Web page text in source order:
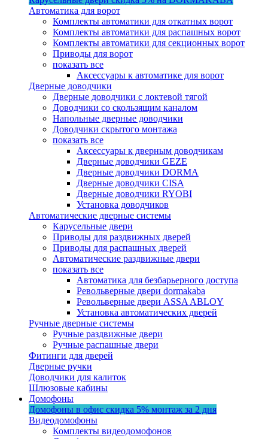
Автоматика для ворот
Комплекты автоматики для откатных ворот
Комплекты автоматики для распашных ворот
Комплекты автоматики для секционных ворот
Приводы для ворот
показать все
Аксессуары к автоматике для ворот
Дверные доводчики
Дверные доводчики с локтевой тягой
Доводчики со скользящим каналом
Напольные дверные доводчики
Доводчики скрытого монтажа
показать все
Аксессуары к дверным доводчикам
Дверные доводчики GEZE
Дверные доводчики DORMA
Дверные доводчики CISA
Дверные доводчики RYOBI
Установка доводчиков
Автоматические дверные системы
Карусельные двери
Приводы для раздвижных дверей
Приводы для распашных дверей
Автоматические раздвижные двери
показать все
Автоматика для безбарьерного доступа
Револьверные двери dormakaba
Револьверные двери ASSA ABLOY
Установка автоматических дверей
Ручные дверные системы
Ручные раздвижные двери
Ручные распашные двери
Фитинги для дверей
Дверные ручки
Доводчики для калиток
Шлюзовые кабины
Домофоны
Домофоны в офис скидка 5% монтаж за 2 дня
Видеодомофоны
Комплекты видеодомофонов